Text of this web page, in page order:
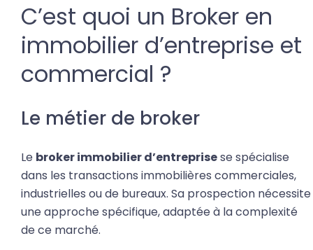
C’est quoi un Broker en
immobilier d’entreprise et
commercial ?
Le métier de broker
Le broker immobilier d’entreprisese spécialise
dans les transactions immobilières commerciales,
industrielles ou de bureaux. Sa prospection nécessite
une approche spécifique, adaptée à la complexité
de ce marché.